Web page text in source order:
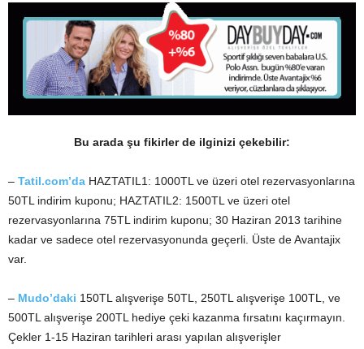
Bu arada şu fikirler de ilginizi çekebilir:
– Tatil.com’da HAZTATIL1: 1000TL ve üzeri otel rezervasyonlarına
50TL indirim kuponu; HAZTATIL2: 1500TL ve üzeri otel
rezervasyonlarına 75TL indirim kuponu; 30 Haziran 2013 tarihine
kadar ve sadece otel rezervasyonunda geçerli. Üste de Avantajix
var.
– Mudo’daki 150TL alışverişe 50TL, 250TL alışverişe 100TL, ve
500TL alışverişe 200TL hediye çeki kazanma fırsatını kaçırmayın.
Çekler 1-15 Haziran tarihleri arası yapılan alışverişler